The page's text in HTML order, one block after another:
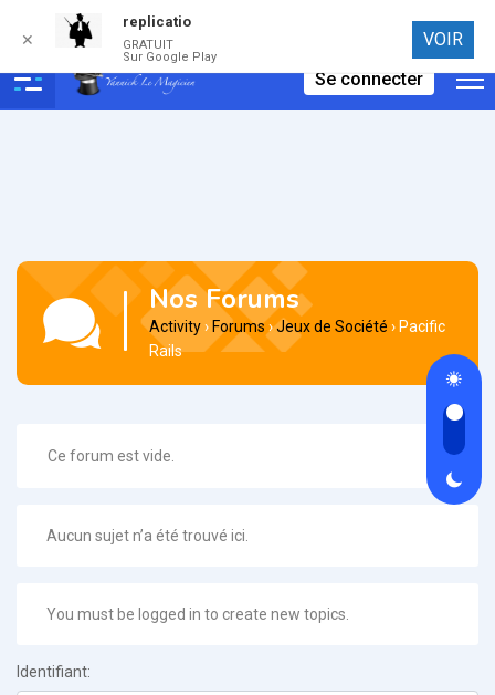
Connexion
Se connecter
Nos Forums
Activity› Forums›Jeux de Société › Pacific
Rails
Ce forum est vide.
Aucun sujet n’a été trouvé ici.
You must be logged in to create new topics.
Identifiant:
✕
replicatio
GRATUIT
Sur Google Play
VOIR